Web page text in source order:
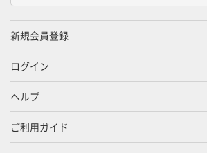
新規会員登録
ログイン
ヘルプ
ご利用ガイド